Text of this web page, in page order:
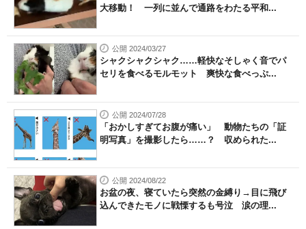
大移動！ 一列に並んで通路をわたる平和...
公開 2024/03/27
シャクシャクシャク……軽快なそしゃく音でパ
セリを食べるモルモット 爽快な食べっぷ...
公開 2024/07/28
「おかしすぎてお腹が痛い」 動物たちの「証
明写真」を撮影したら……？ 収められた...
公開 2024/08/22
お盆の夜、寝ていたら突然の金縛り→目に飛び
込んできたモノに戦慄するも号泣 涙の理...